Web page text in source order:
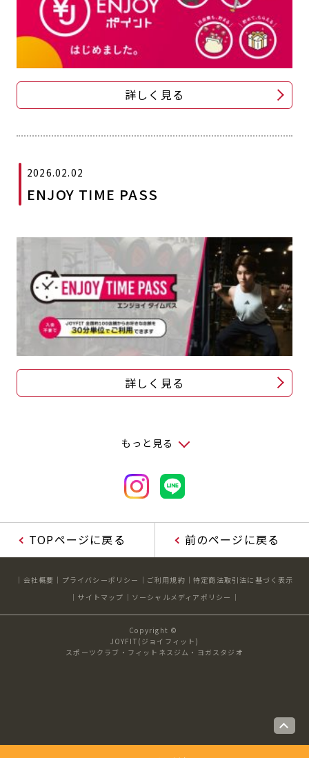
詳しく見る
2026.02.02
ENJOY TIME PASS
詳しく見る
もっと見る
TOPページに戻る 前のページに戻る
会社概要 プライバシーポリシー ご利用規約
特定商法取引法に基づく表示
サイトマップ
ソーシャルメディアポリシー
Copyright ©
JOYFIT(ジョイフィット)
スポーツクラブ・フィットネスジム・ヨガスタジオ